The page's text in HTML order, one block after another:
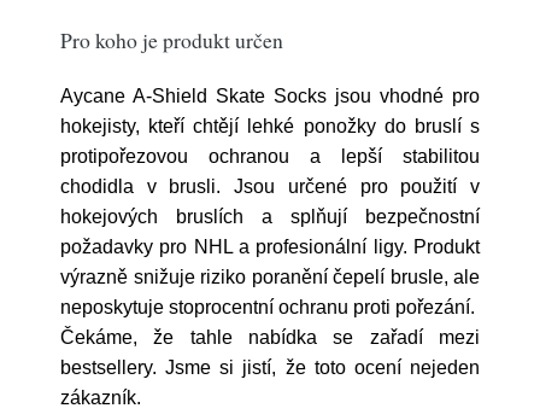
Pro koho je produkt určen
Aycane A-Shield Skate Socks jsou vhodné pro
hokejisty, kteří chtějí lehké ponožky do bruslí s
protipořezovou ochranou a lepší stabilitou
chodidla v brusli. Jsou určené pro použití v
hokejových bruslích a splňují bezpečnostní
požadavky pro NHL a profesionální ligy. Produkt
výrazně snižuje riziko poranění čepelí brusle, ale
neposkytuje stoprocentní ochranu proti pořezání.
Čekáme, že tahle nabídka se zařadí mezi
bestsellery. Jsme si jistí, že toto ocení nejeden
zákazník.